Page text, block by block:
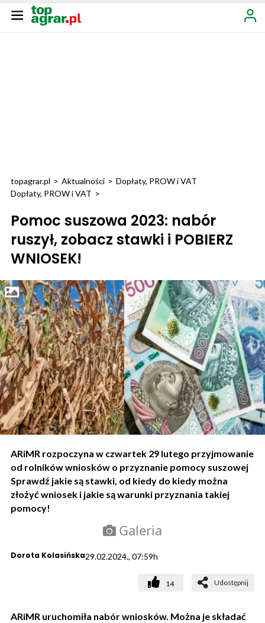
topagrar.pl > Aktualności > Dopłaty, PROW i VAT
Dopłaty, PROW i VAT >
Pomoc suszowa 2023: nabór
ruszył, zobacz stawki i POBIERZ
WNIOSEK!
ARiMR rozpoczyna w czwartek 29 lutego przyjmowanie
od rolników wniosków o przyznanie pomocy suszowej
Sprawdź jakie są stawki, od kiedy do kiedy można
złożyć wniosek i jakie są warunki przyznania takiej
pomocy!
Galeria
Dorota Kolasińska29.02.2024., 07:59h
14 Udostępnij
ARiMR uruchomiła nabór wniosków. Można je składać